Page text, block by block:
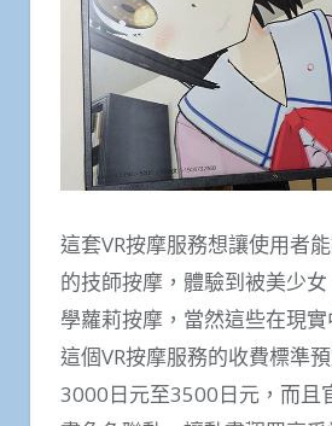
這套VR按摩服務想讓使用者
的技師按摩，體驗到被美少
學蘿莉按摩，當然這些在現
這個VR按摩服務的收費標準
3000日元至3500日元，而且